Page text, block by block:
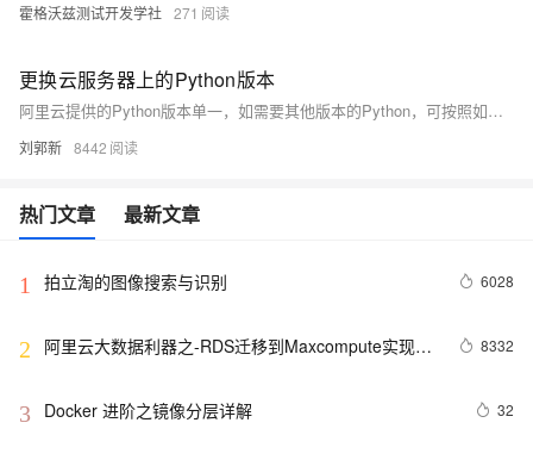
霍格沃兹测试开发学社 271
更换云服务器上的Python版本
阿里云提供的Python版本单一，如需要其他版本的Python，可按照如下步骤来更换。 0、预备 更新系统，安装需要的工具。 sudo apt-get upgrade && apt-get update sudo apt-get install gcc make 1、卸载自带的Python 输入如下命令 sudo apt-get remove python2* 卸载python2;同理卸载python3。
刘郭新 8442
热门文章 最新文章
1 拍立淘的图像搜索与识别 6028
2
阿里云大数据利器之-RDS迁移到Maxcompute实现动
8332
3 Docker 进阶之镜像分层详解 32